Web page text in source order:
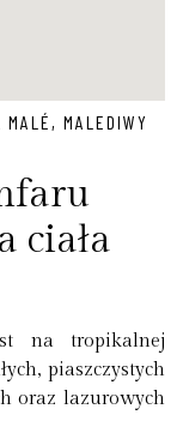
MALÉ, MALEDIWY
ciała
na tropikalnej
piaszczystych
oraz lazurowych